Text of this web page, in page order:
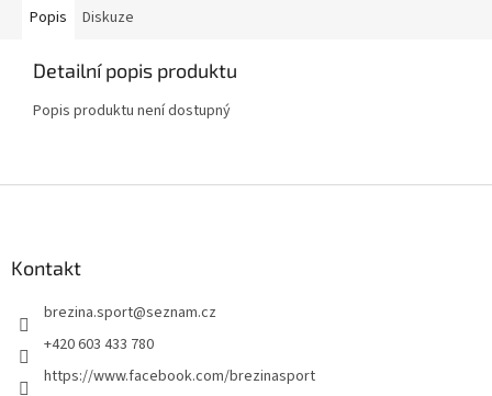
Popis Diskuze
Detailní popis produktu
Popis produktu není dostupný
Kontakt
brezina.sport@seznam.cz
+420 603 433 780
https://www.facebook.com/brezinasport